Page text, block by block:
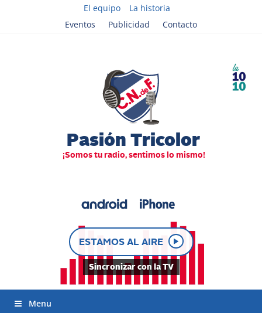
El equipo
La historia
Eventos
Publicidad Contacto
ESTAMOS AL AIRE
Sincronizar con la TV
Menu